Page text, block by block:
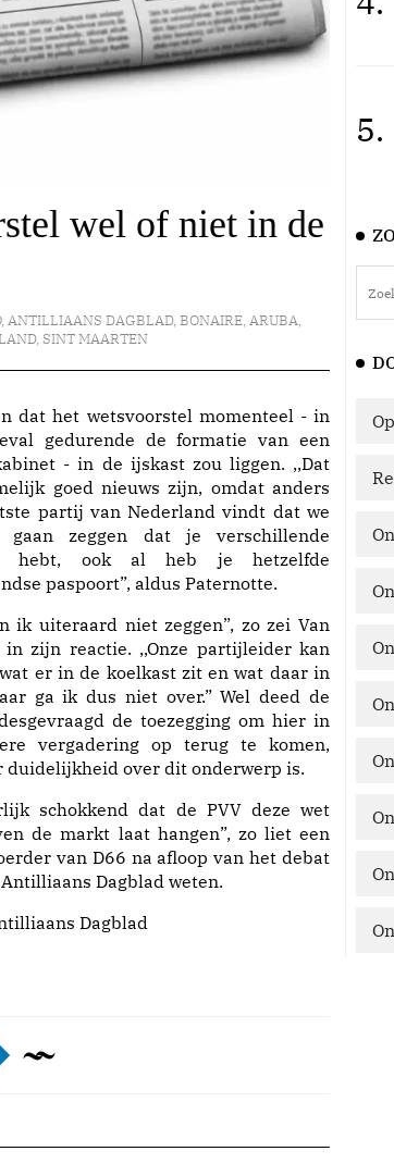
wel of niet in de
,ANTILLIAANS DAGBLAD,BONAIRE,ARUBA,
, SINT MAARTEN
dat het wetsvoorstel momenteel - in
gedurende de formatie van een
- in de ijskast zou liggen. ,,Dat
goed nieuws zijn, omdat anders
partij van Nederland vindt dat we
gaan zeggen dat je verschillende
hebt, ook al heb je hetzelfde
paspoort”, aldus Paternotte.
ik uiteraard niet zeggen”, zo zei Van
in zijn reactie. ,,Onze partijleider kan
er in de koelkast zit en wat daar in
ga ik dus niet over.” Wel deed de
desgevraagd de toezegging om hier in
vergadering op terug te komen,
duidelijkheid over dit onderwerp is.
schokkend dat de PVV deze wet
de markt laat hangen”, zo liet een
van D66 na afloop van het debat
Dagblad weten.
Dagblad
5.